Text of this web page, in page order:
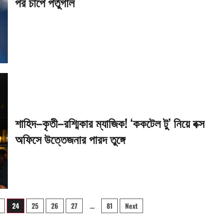
শাহিদ–কৃতী–রশ্মিকার ম্যাজিক! ‘ককটেল টু’ নিয়ে বক্স
অফিসে উত্তেজনার পারদ তুঙ্গে
24 25 26 27 … 81 Next